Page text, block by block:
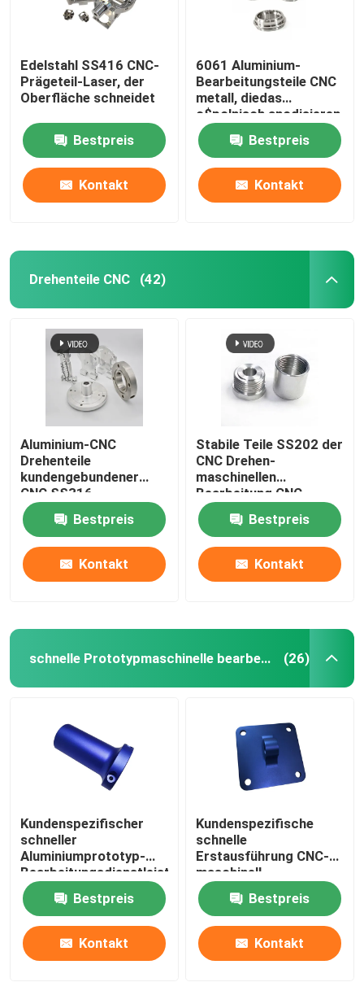
Edelstahl SS416 CNC-
Prägeteil-Laser, der
Oberfläche schneidet
Bestpreis
Kontakt
6061 Aluminium-
Bearbeitungsteile CNC
metall, diedas
c$polnisch anodisieren
Bestpreis
Kontakt
Drehenteile CNC (42)
Aluminium-CNC
Drehenteile
kundengebundener
CNC SS316
bearbeitete Fahrrad-
Teile maschinell
Bestpreis
Kontakt
Stabile Teile SS202 der
CNC Drehen-
maschinellen
Bearbeitung CNC-
Maschinen-elektrische
Teile fertigten
besonders an
Bestpreis
Kontakt
schnelle Prototypmaschinelle bearbeitung (26)
Kundenspezifischer
schneller
Aluminiumprototyp-
Bearbeitungsdienstleistungen
schnitten das Werfen
Bestpreis
Kontakt
Kundenspezifische
schnelle
Erstausführung CNC-
maschinell
bearbeitende
Aluminiumteil-Härte
Bestpreis
Kontakt